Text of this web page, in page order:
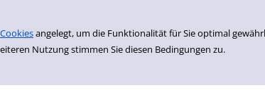
Cookiesangelegt, um die Funktionalität für Sie optimal
Nutzung stimmen Sie diesen Bedingungen zu.